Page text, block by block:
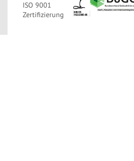
ISO 9001
Zertifizierung